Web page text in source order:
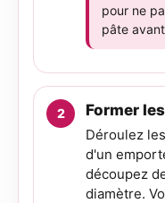
pour ne
pâte
Former
Déroulez
d'un
découpez
diamètre.